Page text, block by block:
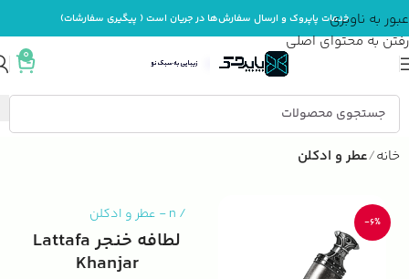
عبور به ناوبری
رفتن به محتوای اصلی
خدمات پاپروک و ارسال سفارش‌ها در جریان است ( پیگیری سفارشات)
0
خانه عطر و ادکلن
-6%
/
n
- عطر و ادکلن
لطافه خنجر Lattafa
Khanjar